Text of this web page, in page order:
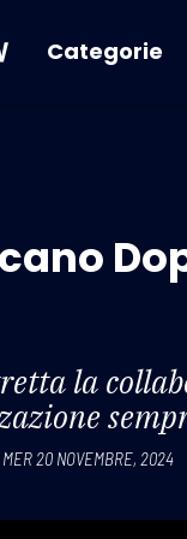
Categorie
la
MER 20 NOVEMBRE, 2024